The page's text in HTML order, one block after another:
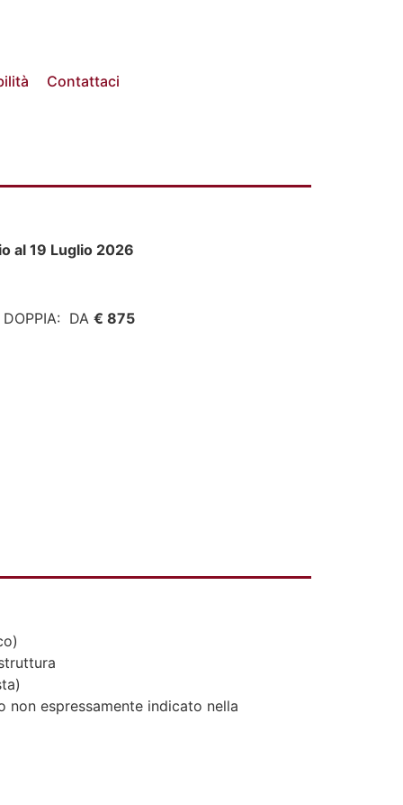
Contattaci
al 19 Luglio 2026
DOPPIA: DA€ 875
espressamente indicato nella